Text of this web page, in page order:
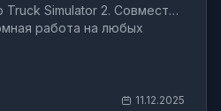
Truck Simulator 2. Совместим
работа на любых
11.12.2025